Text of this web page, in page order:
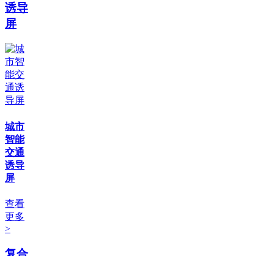
诱导
屏
城市
智能
交通
诱导
屏
查看
更多
>